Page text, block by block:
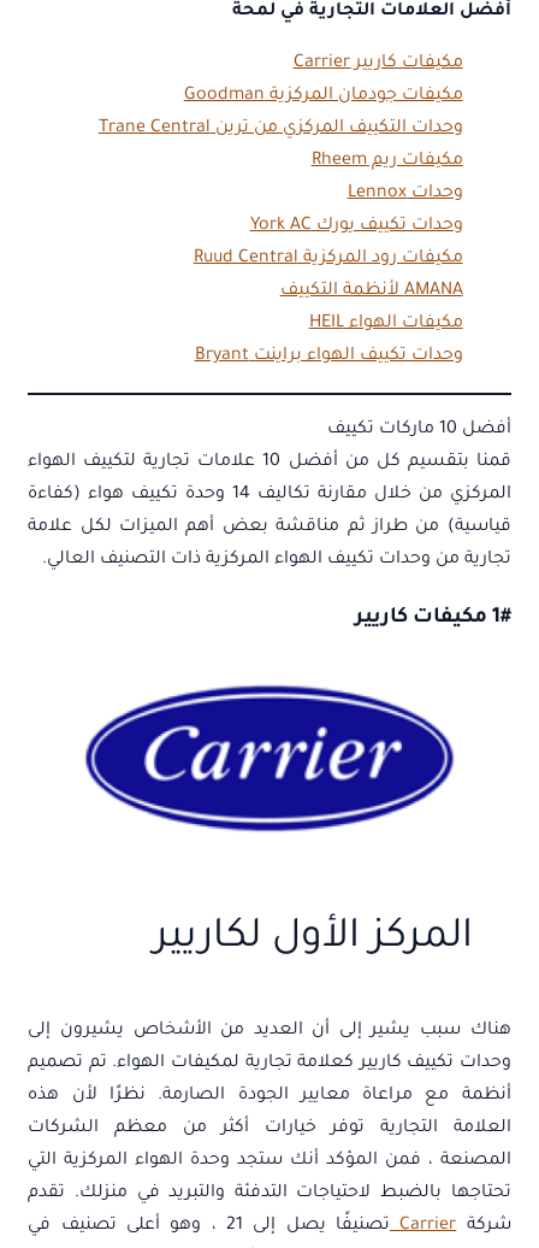
أفضل العلامات التجارية في لمحة
مكيفات كاريير Carrier
مكيفات جودمان المركزية Goodman
وحدات التكييف المركزي من ترين Trane Central
مكيفات ريم Rheem
وحدات Lennox
وحدات تكييف يورك York AC
مكيفات رود المركزية Ruud Central
AMANA لأنظمة التكييف
مكيفات الهواء HEIL
وحدات تكييف الهواء براينت Bryant
أفضل 10 ماركات تكييف
قمنا بتقسيم كل من أفضل 10 علامات تجارية لتكييف الهواء
المركزي من خلال مقارنة تكاليف 14 وحدة تكييف هواء (كفاءة
قياسية) من طراز ثم مناقشة بعض أهم الميزات لكل علامة
تجارية من وحدات تكييف الهواء المركزية ذات التصنيف العالي.
1# مكيفات كاريير
المركز الأول لكاريير
هناك سبب يشير إلى أن العديد من الأشخاص يشيرون إلى
وحدات تكييف كاريير كعلامة تجارية لمكيفات الهواء. تم تصميم
أنظمة مع مراعاة معايير الجودة الصارمة. نظرًا لأن هذه
العلامة التجارية توفر خيارات أكثر من معظم الشركات
المصنعة ، فمن المؤكد أنك ستجد وحدة الهواء المركزية التي
تحتاجها بالضبط لاحتياجات التدفئة والتبريد في منزلك. تقدم
شركةCarrier
تصنيفًا يصل إلى 21 ، وهو أعلى تصنيف في